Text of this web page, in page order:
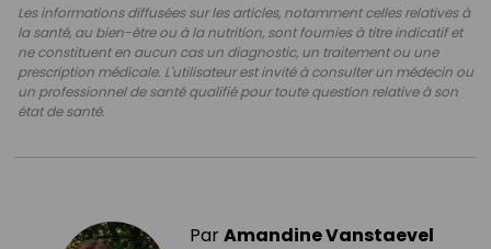
Les informations diffusées sur les articles, notamment celles relatives à
la santé, au bien-être ou à la nutrition, sont fournies à titre indicatif et
ne constituent en aucun cas un diagnostic, un traitement ou une
prescription médicale. L'utilisateur est invité à consulter un médecin ou
un professionnel de santé qualifié pour toute question relative à son
état de santé.
ParAmandine Vanstaevel